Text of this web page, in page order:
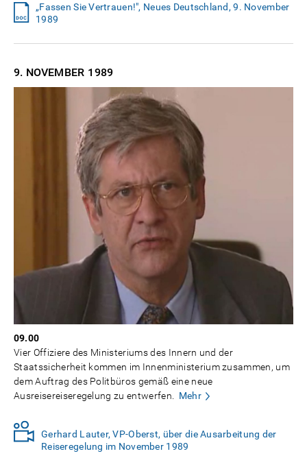
„Fassen Sie Vertrauen!", Neues Deutschland, 9. November
1989
9. NOVEMBER 1989
09.00
Vier Offiziere des Ministeriums des Innern und der
Staatssicherheit kommen im Innenministerium zusammen, um
dem Auftrag des Politbüros gemäß eine neue
Ausreisereiseregelung zu entwerfen.
Mehr
Gerhard Lauter, VP-Oberst, über die Ausarbeitung der
Reiseregelung im November 1989